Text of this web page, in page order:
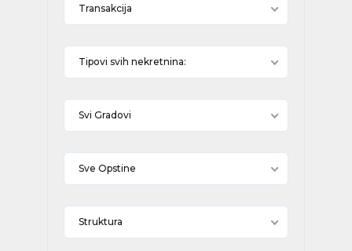
Transakcija
Tipovi svih nekretnina:
Svi Gradovi
Sve Opstine
Struktura